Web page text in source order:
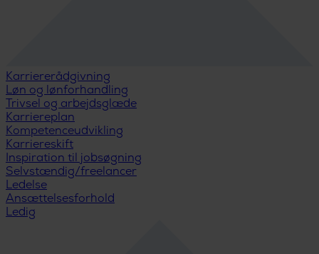
Karriererådgivning
Løn og lønforhandling
Trivsel og arbejdsglæde
Karriereplan
Kompetenceudvikling
Karriereskift
Inspiration til jobsøgning
Selvstændig/freelancer
Ledelse
Ansættelsesforhold
Ledig